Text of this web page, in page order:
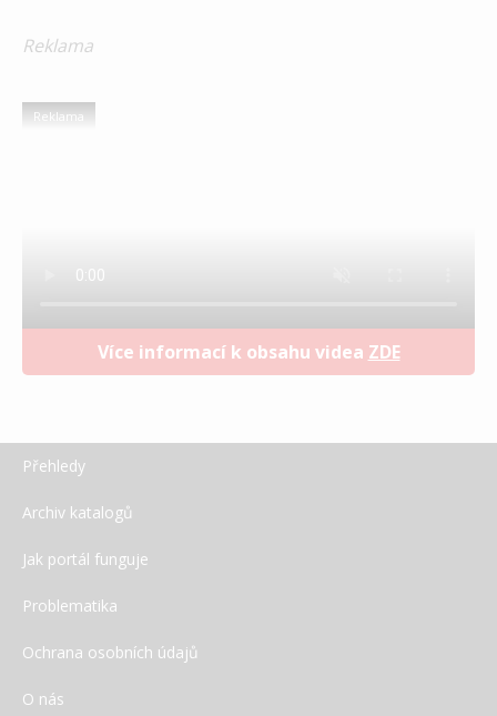
Reklama
Více informací k obsahu videa ZDE
Reklama
Přehledy
Archiv katalogů
Jak portál funguje
Problematika
Ochrana osobních údajů
O nás